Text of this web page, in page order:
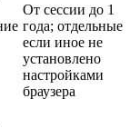
От сессии до 1
года; отдельные
если иное не
установлено
настройками
браузера